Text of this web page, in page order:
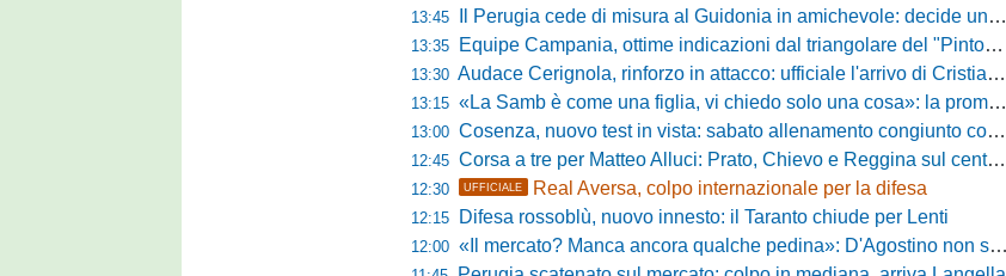
13:45 Il Perugia cede di misura al Guidonia in amichevole: decide un rigore di Zuppel a Bastia
13:35 Equipe Campania, ottime indicazioni dal triangolare del "Pinto": il report
13:30 Audace Cerignola, rinforzo in attacco: ufficiale l'arrivo di Cristian Padula dal Torino
13:15 «La Samb è come una figlia, vi chiedo solo una cosa»: la promessa di Vittorio Massi commuove la piazza
13:00 Cosenza, nuovo test in vista: sabato allenamento congiunto con il Bisignano
12:45 Corsa a tre per Matteo Alluci: Prato, Chievo e Reggina sul centrocampista
12:30 UFFICIALE Real Aversa, colpo internazionale per la difesa
12:15 Difesa rossoblù, nuovo innesto: il Taranto chiude per Lenti
12:00 «Il mercato? Manca ancora qualche pedina»: D'Agostino non si ferma e punta in alto